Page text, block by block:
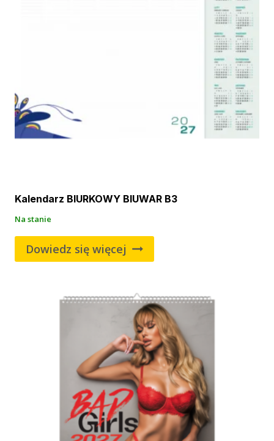
Kalendarz BIURKOWY BIUWAR B3
Na stanie
Dowiedz się więcej